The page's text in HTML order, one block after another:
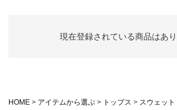
現在登録されている商品はあり
HOME アイテムから選ぶ トップス スウェット